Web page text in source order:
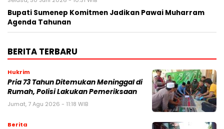
Bupati Sumenep Komitmen Jadikan Pawai Muharram
Agenda Tahunan
BERITA TERBARU
Hukrim
Pria 73 Tahun Ditemukan Meninggal di
Rumah, Polisi Lakukan Pemeriksaan
Jumat, 7 Agu 2026 - 11:18 WIB
Berita